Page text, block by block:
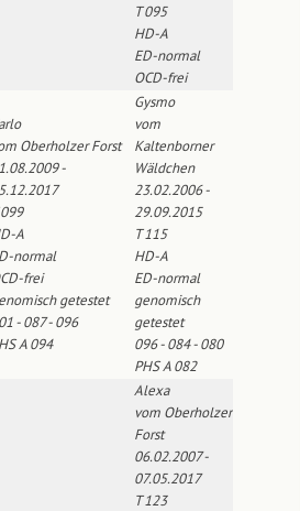
T 095
HD-A
ED-normal
OCD-frei
Oberholzer Forst
-
099
A
normal
frei
getestet
- 087 - 096
A 094
Gysmo
vom
Kaltenborner
Wäldchen
23.02.2006 -
29.09.2015
T 115
HD-A
ED-normal
genomisch
getestet
096 - 084 - 080
PHS A 082
Alexa
vom Oberholzer
Forst
06.02.2007 -
07.05.2017
T 123